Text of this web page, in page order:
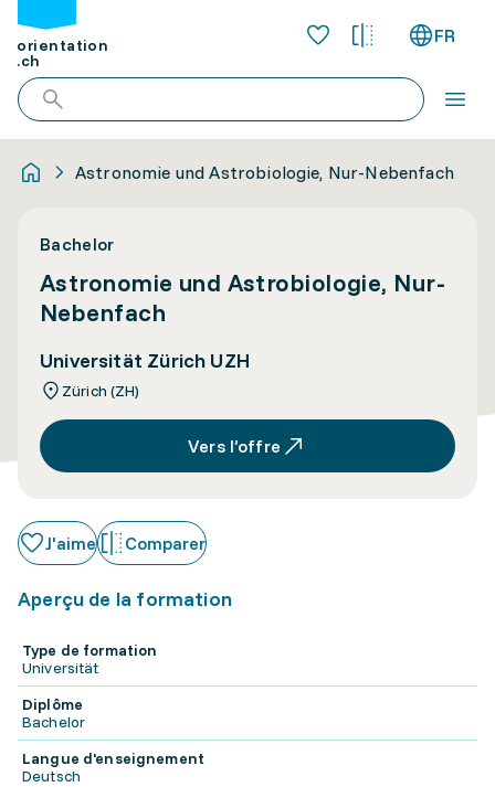
orientation
.ch
FR
Astronomie und Astrobiologie, Nur-Nebenfach
Bachelor
Astronomie und Astrobiologie, Nur-
Nebenfach
Universität Zürich UZH
Zürich (ZH)
Vers l’offre
J'aime Comparer
Aperçu de la formation
Type de formation
Universität
Diplôme
Bachelor
Langue d'enseignement
Deutsch